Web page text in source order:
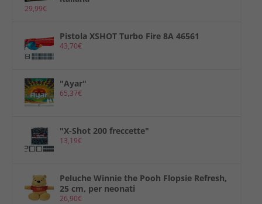
29,99€
Pistola XSHOT Turbo Fire 8A 46561
43,70€
"Ayar"
65,37€
"X-Shot 200 freccette"
13,19€
Peluche Winnie the Pooh Flopsie Refresh,
25 cm, per neonati
26,90€